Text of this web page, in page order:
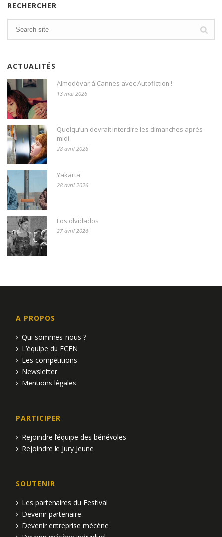
RECHERCHER
ACTUALITÉS
Almodóvar à Cannes avec Autofiction !
13 mai 2026
Quelqu’un devrait interdire les dimanches après-
midi
28 avril 2026
Yakarta
28 avril 2026
Los olvidados
27 avril 2026
A PROPOS
Qui sommes-nous ?
L’équipe du FCEN
Les compétitions
Newsletter
Mentions légales
PARTICIPER
Rejoindre l’équipe des bénévoles
Rejoindre le Jury Jeune
SOUTENIR
Les partenaires du Festival
Devenir partenaire
Devenir entreprise mécène